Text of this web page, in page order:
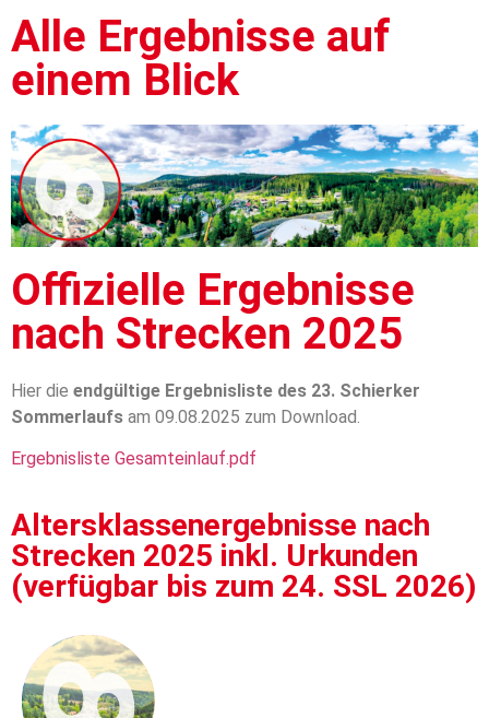
Alle Ergebnisse auf
einem Blick
Offizielle Ergebnisse
nach Strecken 2025
Hier die endgültige Ergebnisliste des 23. Schierker
Sommerlaufs am 09.08.2025 zum Download.
Ergebnisliste Gesamteinlauf.pdf
Altersklassenergebnisse nach
Strecken 2025 inkl. Urkunden
(verfügbar bis zum 24. SSL 2026)